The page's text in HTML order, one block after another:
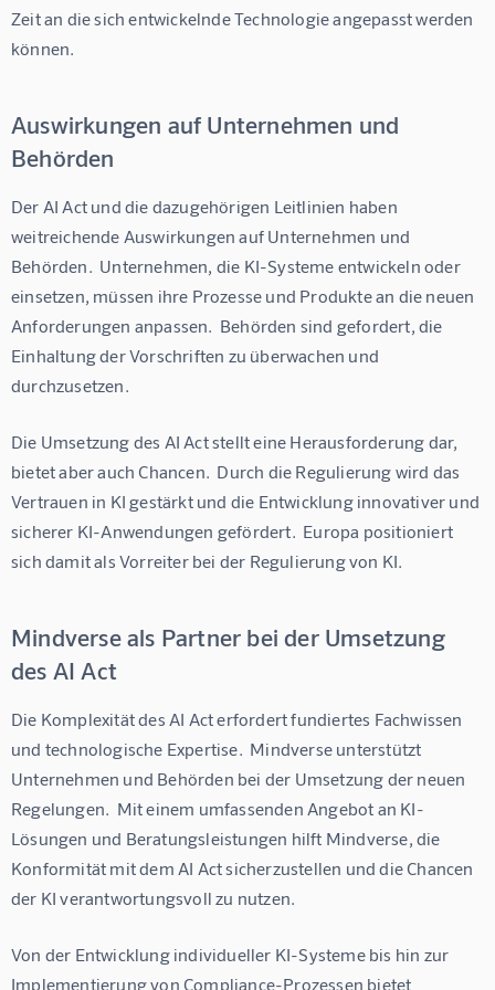
Zeit an die sich entwickelnde Technologie angepasst werden
können.
Auswirkungen auf Unternehmen und
Behörden
Der AI Act und die dazugehörigen Leitlinien haben
weitreichende Auswirkungen auf Unternehmen und
Behörden.  Unternehmen, die KI-Systeme entwickeln oder
einsetzen, müssen ihre Prozesse und Produkte an die neuen
Anforderungen anpassen.  Behörden sind gefordert, die
Einhaltung der Vorschriften zu überwachen und
durchzusetzen.
Die Umsetzung des AI Act stellt eine Herausforderung dar,
bietet aber auch Chancen.  Durch die Regulierung wird das
Vertrauen in KI gestärkt und die Entwicklung innovativer und
sicherer KI-Anwendungen gefördert.  Europa positioniert
sich damit als Vorreiter bei der Regulierung von KI.
Mindverse als Partner bei der Umsetzung
des AI Act
Die Komplexität des AI Act erfordert fundiertes Fachwissen
und technologische Expertise.  Mindverse unterstützt
Unternehmen und Behörden bei der Umsetzung der neuen
Regelungen.  Mit einem umfassenden Angebot an KI-
Lösungen und Beratungsleistungen hilft Mindverse, die
Konformität mit dem AI Act sicherzustellen und die Chancen
der KI verantwortungsvoll zu nutzen.
Von der Entwicklung individueller KI-Systeme bis hin zur
Implementierung von Compliance-Prozessen bietet